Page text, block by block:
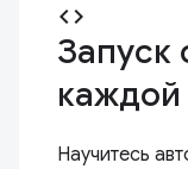
code
Запуск
каждой
Научитесь